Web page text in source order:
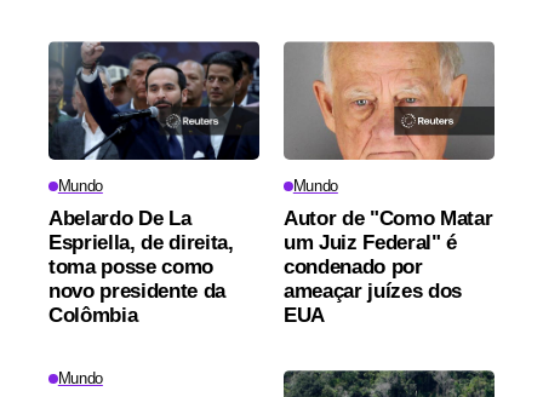
Mundo
Abelardo De La
Espriella, de direita,
toma posse como
novo presidente da
Colômbia
Mundo
Autor de "Como Matar
um Juiz Federal" é
condenado por
ameaçar juízes dos
EUA
Mundo